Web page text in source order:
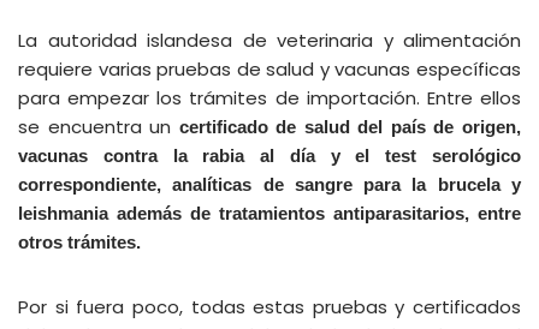
La autoridad islandesa de veterinaria y alimentación
requiere varias pruebas de salud y vacunas específicas
para empezar los trámites de importación. Entre ellos
se encuentra un certificado de salud del país de origen,
vacunas contra la rabia al día y el test serológico
correspondiente, analíticas de sangre para la brucela y
leishmania además de tratamientos antiparasitarios, entre
otros trámites.
Por si fuera poco, todas estas pruebas y certificados